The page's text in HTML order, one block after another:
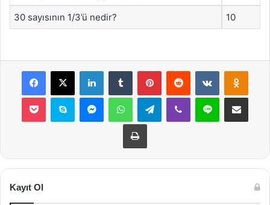
30 sayısının 1/3’ü nedir? 10
Facebook
X LinkedInTumblr PinterestReddit VKontakte
Pocket Skype MessengerWhatsAppTelegramViber Line E-Posta ile
Yazdır
Kayıt Ol